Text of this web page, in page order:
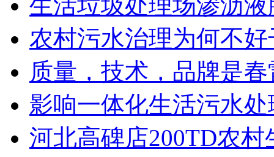
生活垃圾处理场渗沥
农村污水治理为何不好
质量，技术，品牌是
影响一体化生活污水
河北高碑店200TD农